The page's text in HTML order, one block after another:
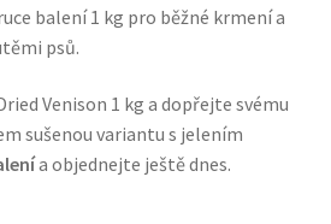
balení 1 kg pro běžné krmení a
psů.
Venison 1 kg a dopřejte svému
sušenou variantu s jelením
a objednejte ještě dnes.